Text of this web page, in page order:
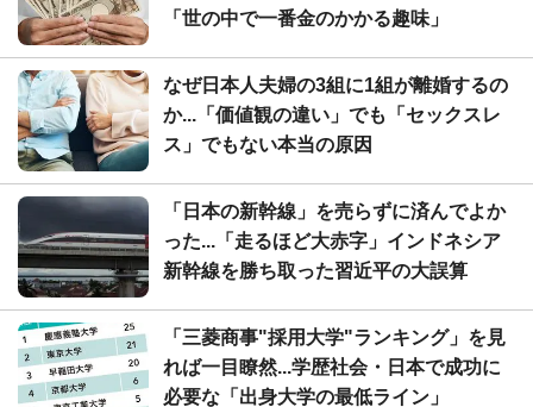
「世の中で一番金のかかる趣味」
なぜ日本人夫婦の3組に1組が離婚するの
か...「価値観の違い」でも「セックスレ
ス」でもない本当の原因
「日本の新幹線」を売らずに済んでよか
った...「走るほど大赤字」インドネシア
新幹線を勝ち取った習近平の大誤算
「三菱商事"採用大学"ランキング」を見
れば一目瞭然...学歴社会・日本で成功に
必要な「出身大学の最低ライン」